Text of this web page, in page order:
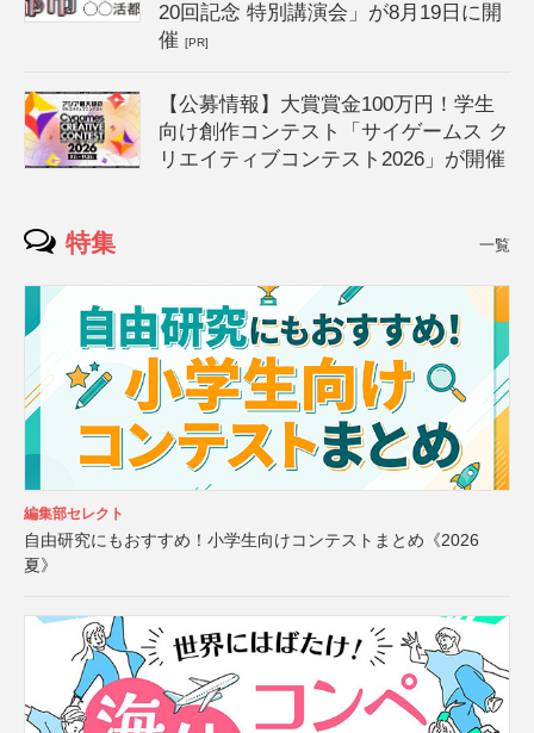
20回記念 特別講演会」が8月19日に開
催[PR]
【公募情報】大賞賞金100万円！学生
向け創作コンテスト「サイゲームス ク
リエイティブコンテスト2026」が開催
特集 一覧
編集部セレクト
自由研究にもおすすめ！小学生向けコンテストまとめ《2026
夏》